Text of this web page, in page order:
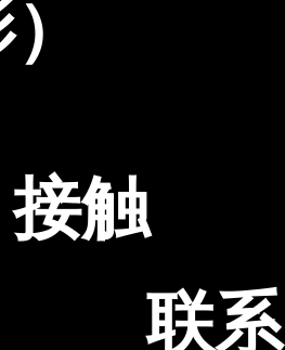
联系
接触